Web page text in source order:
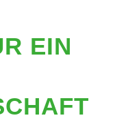
EIN